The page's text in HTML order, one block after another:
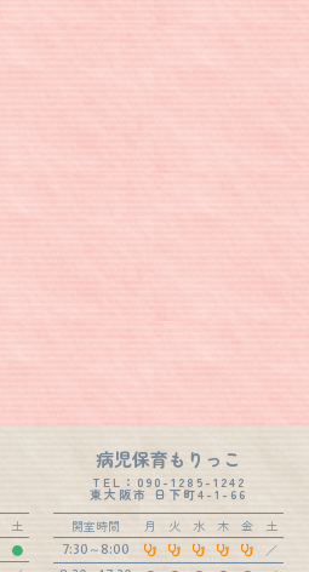
土
●
病児保育もりっこ
TEL：090-1285-1242
東大阪市 日下町4-1-66
開室時間
月 火 水 木 金 土
7:30～8:00 ／